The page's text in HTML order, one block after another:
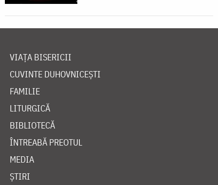
VIAȚA BISERICII
CUVINTE DUHOVNICEȘTI
FAMILIE
LITURGICĂ
BIBLIOTECĂ
ÎNTREABĂ PREOTUL
MEDIA
ȘTIRI